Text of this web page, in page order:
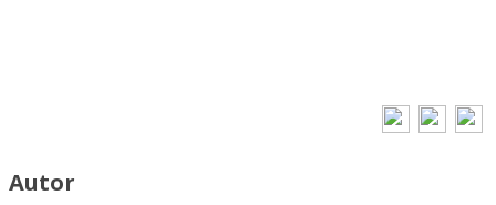
Autor